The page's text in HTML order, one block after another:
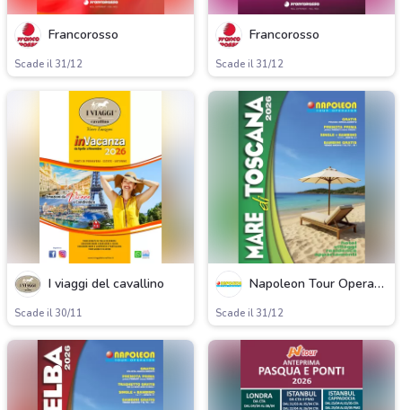
Francorosso
Scade il 31/12
Francorosso
Scade il 31/12
I viaggi del cavallino
Scade il 30/11
Napoleon Tour Operator
Scade il 31/12